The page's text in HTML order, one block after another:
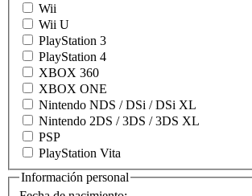
Wii
Wii U
PlayStation 3
PlayStation 4
XBOX 360
XBOX ONE
Nintendo NDS / DSi / DSi XL
Nintendo 2DS / 3DS / 3DS XL
PSP
PlayStation Vita
Información personal